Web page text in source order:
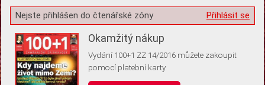
Žádost o souhlas s ukládáním volitelných informací
Přihlásit se
Nejste přihlášen do čtenářské zóny
Okamžitý nákup
Vydání 100+1 ZZ 14/2016 můžete zakoupit
pomocí platební karty